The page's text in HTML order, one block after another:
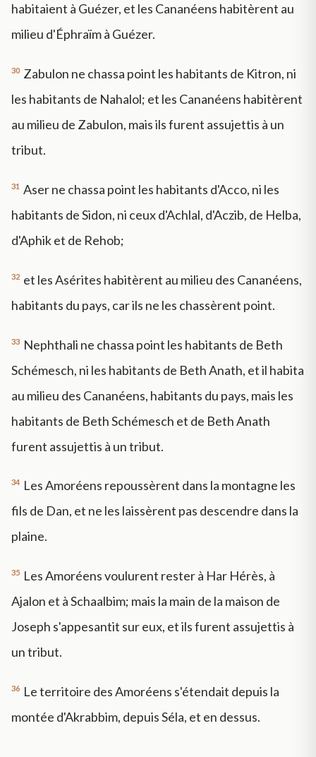
habitaient à Guézer, et les Cananéens habitèrent au
milieu d'Éphraïm à Guézer.
30 Zabulon ne chassa point les habitants de Kitron, ni
les habitants de Nahalol; et les Cananéens habitèrent
au milieu de Zabulon, mais ils furent assujettis à un
tribut.
31 Aser ne chassa point les habitants d'Acco, ni les
habitants de Sidon, ni ceux d'Achlal, d'Aczib, de Helba,
d'Aphik et de Rehob;
32 et les Asérites habitèrent au milieu des Cananéens,
habitants du pays, car ils ne les chassèrent point.
33 Nephthali ne chassa point les habitants de Beth
Schémesch, ni les habitants de Beth Anath, et il habita
au milieu des Cananéens, habitants du pays, mais les
habitants de Beth Schémesch et de Beth Anath
furent assujettis à un tribut.
34 Les Amoréens repoussèrent dans la montagne les
fils de Dan, et ne les laissèrent pas descendre dans la
plaine.
35 Les Amoréens voulurent rester à Har Hérès, à
Ajalon et à Schaalbim; mais la main de la maison de
Joseph s'appesantit sur eux, et ils furent assujettis à
un tribut.
36 Le territoire des Amoréens s'étendait depuis la
montée d'Akrabbim, depuis Séla, et en dessus.